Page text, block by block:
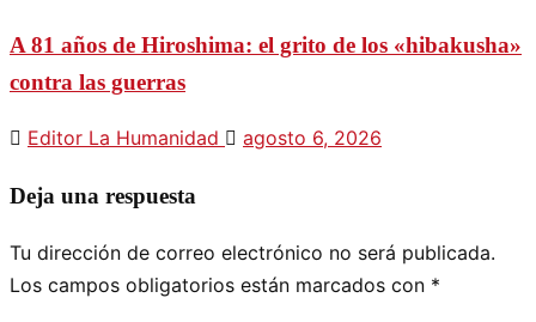
A 81 años de Hiroshima: el grito de los «hibakusha»
contra las guerras
Editor La Humanidad agosto 6, 2026
Deja una respuesta
Tu dirección de correo electrónico no será publicada.
Los campos obligatorios están marcados con *